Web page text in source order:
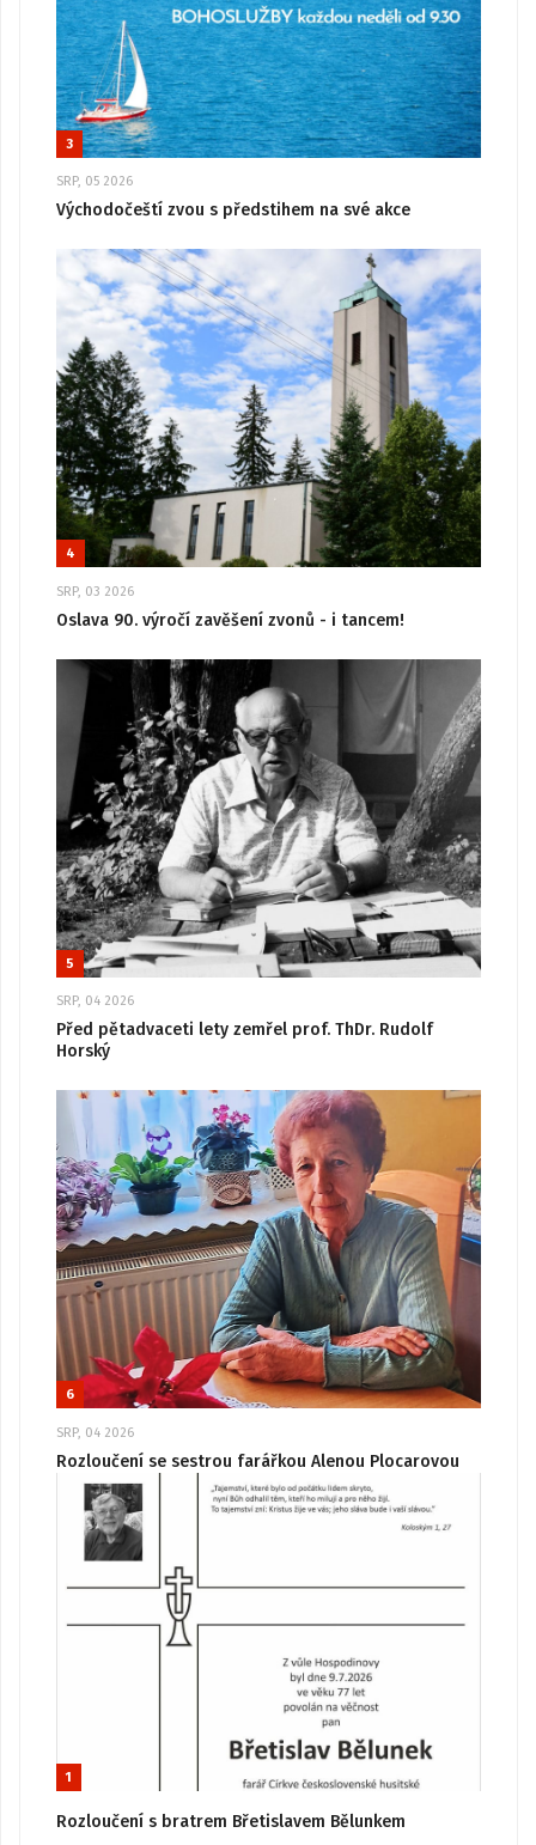
3
SRP, 05 2026
Východočeští zvou s předstihem na své akce
4
SRP, 03 2026
Oslava 90. výročí zavěšení zvonů - i tancem!
5
SRP, 04 2026
Před pětadvaceti lety zemřel prof. ThDr. Rudolf
Horský
6
SRP, 04 2026
Rozloučení se sestrou farářkou Alenou Plocarovou
1
Rozloučení s bratrem Břetislavem Bělunkem